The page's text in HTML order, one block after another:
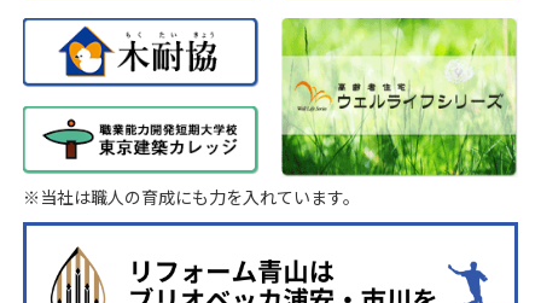
※当社は職人の育成にも力を入れています。